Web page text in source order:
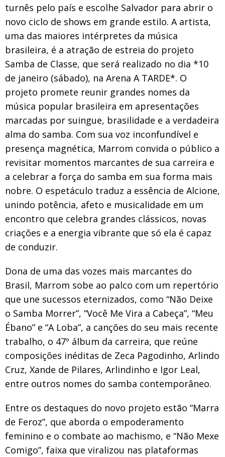
turnês pelo país e escolhe Salvador para abrir o
novo ciclo de shows em grande estilo. A artista,
uma das maiores intérpretes da música
brasileira, é a atração de estreia do projeto
Samba de Classe, que será realizado no dia *10
de janeiro (sábado), na Arena A TARDE*. O
projeto promete reunir grandes nomes da
música popular brasileira em apresentações
marcadas por suingue, brasilidade e a verdadeira
alma do samba. Com sua voz inconfundível e
presença magnética, Marrom convida o público a
revisitar momentos marcantes de sua carreira e
a celebrar a força do samba em sua forma mais
nobre. O espetáculo traduz a essência de Alcione,
unindo potência, afeto e musicalidade em um
encontro que celebra grandes clássicos, novas
criações e a energia vibrante que só ela é capaz
de conduzir.
Dona de uma das vozes mais marcantes do
Brasil, Marrom sobe ao palco com um repertório
que une sucessos eternizados, como “Não Deixe
o Samba Morrer”, “Você Me Vira a Cabeça”, “Meu
Ébano” e “A Loba”, a canções do seu mais recente
trabalho, o 47º álbum da carreira, que reúne
composições inéditas de Zeca Pagodinho, Arlindo
Cruz, Xande de Pilares, Arlindinho e Igor Leal,
entre outros nomes do samba contemporâneo.
Entre os destaques do novo projeto estão “Marra
de Feroz”, que aborda o empoderamento
feminino e o combate ao machismo, e “Não Mexe
Comigo”, faixa que viralizou nas plataformas